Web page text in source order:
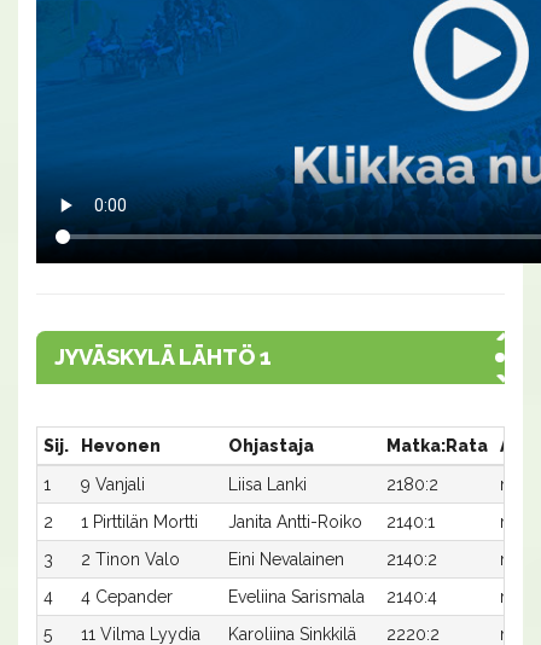
JYVÄSKYLÄ LÄHTÖ 1
Sij. Hevonen Ohjastaja Matka:Rata
Aika
1
9 Vanjali Liisa Lanki 2180:2
2
1 Pirttilän Mortti Janita Antti-Roiko 2140:1
3
2 Tinon Valo Eini Nevalainen 2140:2
4
4 Cepander Eveliina Sarismala 2140:4
5
11 Vilma Lyydia Karoliina Sinkkilä 2220:2